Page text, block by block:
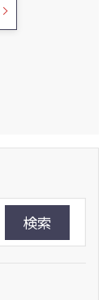
検索